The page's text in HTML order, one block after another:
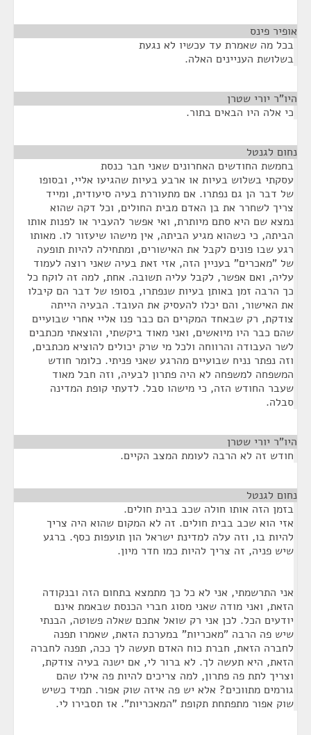
אופיר פינס
בכל מה שאמרת עד עכשיו לא נגעת
בשלושת העניינים האלה.
היו"ר יורי שטרן
כי אלה היו הבאים בתור.
נחום לגנטל
בחמשת החודשים האחרונים שאני חבר כנסת
עסקתי בשלוש בעיות או ארבע בעיות שהגיעו אליי, ובסופו
של דבר הן גם נפתרו. אם מתעוררת בעיה סיעודית, ומייד
צריך לשחרר את בן האדם מבית החולים, וכל דקה שהוא
נמצא שם היא סתם מיותרת, ואי אפשר להעביר או לפנות אותו
הביתה, כי כשהוא מגיע הביתה, אין מישהו שיעזור לו. מאותו
רגע שבו פונים לקבל את האישורים, ומתחילה להיות תופעה
של "מאכרים" בעניין הזה, אזי זאת בעיה שאני רוצה לעמוד
עליה, ואם אפשר, לקבל עליה תשובה. אחת, למה זה לוקח כל
כך הרבה זמן באותן בעיות שנפתרו, בסופו של דבר הם קיבלו
את האישור, והם יכלו להעסיק את העובד. הבעיה הייתה
צודקת, רק שבאחד המקרים הם כבר פנו אליי אחרי שבועיים
שהם כבר היו מיואשים, ואני מאוד ביקשתי, והוצאתי מכתבים
לשר העבודה והרווחה ולכל מי שרק יכולים להוציא מכתבים,
וזה נפתר נניח שבועיים מהרגע שאני פניתי. כלומר חודש
המשפחה למשפחה לא היה פתרון לבעיה, וזה חבל מאוד
שעבר החודש הזה, כי מישהו סבל. לדעתי קופת המדינה
סבלה.
היו"ר יורי שטרן
חודש זה לא הרבה לעומת המצב הקיים.
נחום לגנטל
בזמן הזה אותו חולה שכב בבית חולים.
אזי הוא שכב בבית חולים. זה לא המקום שהוא היה צריך
להיות בו, וזה עלה למדינת ישראל הון תועפות כסף. ברגע
שיש פניה, זה צריך להיות כמו חדר מיון.
אני התרשמתי, אני לא כל כך מתמצא בתחום הזה ובנקודה
הזאת, ואני מודה שאני מסוג חברי הכנסת שבאמת אינם
יודעים הכל. לכן אני רק שואל אתכם שאלה פשוטה, הבנתי
שיש פה הרבה "מאכריות" במערכת הזאת, שאמרו תפנה
לחברה הזאת, חברת כוח האדם תעשה לך ככה, תפנה לחברה
הזאת, היא תעשה לך. לא ברור לי, אם ישנה בעיה צודקת,
וצריך לתת פה פתרון, למה צריכים להיות פה אילו שהם
גורמים מתווכים? אלא יש פה איזה שוק אפור. תמיד כשיש
שוק אפור מתפתחת תקופת "המאכריות". אז תסבירו לי.